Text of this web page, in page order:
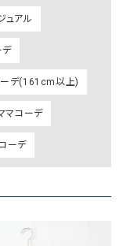
ュアル
デ
デ(161cm以上)
マコーデ
ーデ